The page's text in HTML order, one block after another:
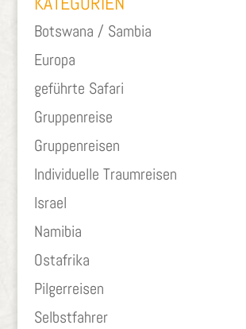
Botswana / Sambia
Europa
geführte Safari
Gruppenreise
Gruppenreisen
Individuelle Traumreisen
Israel
Namibia
Ostafrika
Pilgerreisen
Selbstfahrer